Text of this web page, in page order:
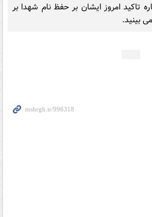
تاکید امروز ایشان بر حفظ نام شهدا بر
بینید.